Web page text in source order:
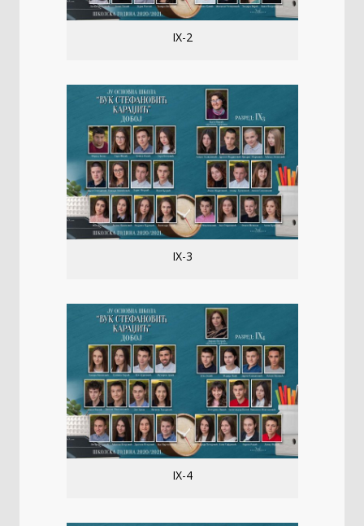
IX-2
IX-3
IX-4